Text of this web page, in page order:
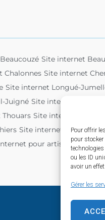
Pour offrir
pour
ou les ID
avoir un
Gérer les
Site internet
Chalonnes Site internet
Site internet Longué-
Juigné Site internet Saint-
Site internet Tiercé
Site internet Vivy
pour artisan